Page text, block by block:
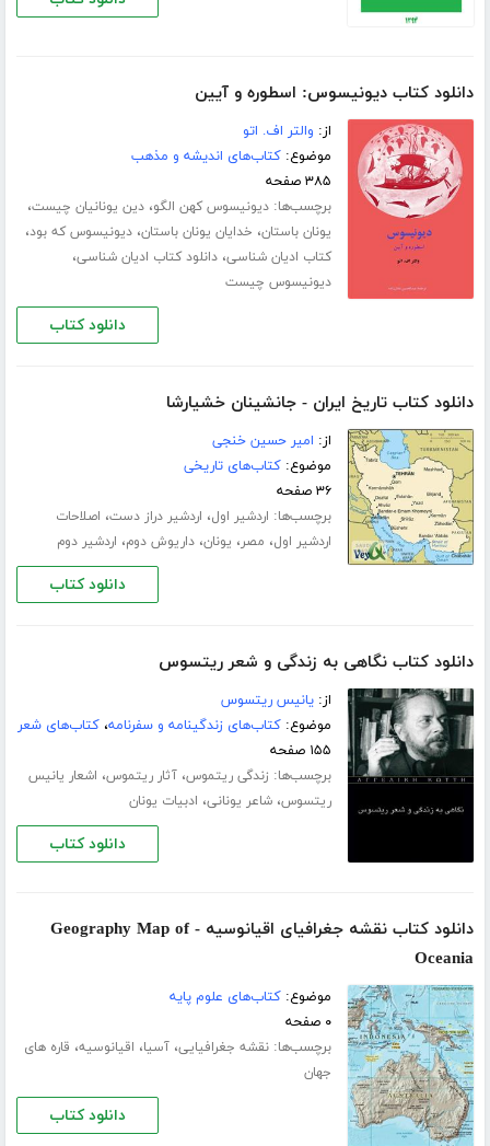
دانلود کتاب دیونیسوس: اسطوره و آیین
از: والتر اف. اتو
موضوع:کتاب‌های اندیشه و مذهب
۳۸۵ صفحه
برچسب‌ها:دیونیسوس کهن الگو،دین یونانیان چیست،
یونان باستان، خدایان یونان باستان،دیونیسوس که بود،
کتاب ادیان شناسی،دانلود کتاب ادیان شناسی،
دیونیسوس چیست
دانلود کتاب
دانلود کتاب تاریخ ایران - جانشینان خشیارشا
از: امیر حسین خنجی
موضوع:کتاب‌های تاریخی
۳۶ صفحه
برچسب‌ها: اردشیر اول، اردشیر دراز دست، اصلاحات
اردشیر اول، مصر، یونان،داریوش دوم، اردشیر دوم
دانلود کتاب
دانلود کتاب نگاهی به زندگی و شعر ریتسوس
از:یانیس ریتسوس
موضوع:کتاب‌های زندگینامه و سفرنامه،کتاب‌های شعر
۱۵۵ صفحه
برچسب‌ها: زندگی ریتموس،آثار ریتموس، اشعار یانیس
ریتسوس،شاعر یونانی، ادبیات یونان
دانلود کتاب
دانلود کتاب نقشه جغرافیای اقیانوسیه - Geography Map of
Oceania
موضوع:کتاب‌های علوم پایه
۰ صفحه
برچسب‌ها:نقشه جغرافیایی،آسیا، اقیانوسیه، قاره های
جهان
دانلود کتاب